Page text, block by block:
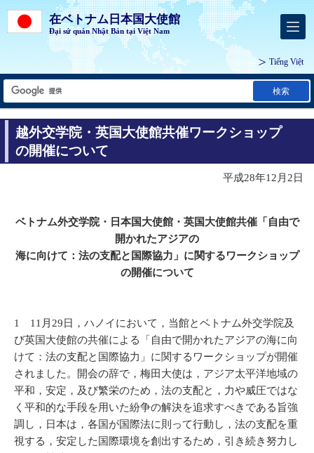
在ベトナム日本国大使館
Đại sứ quán Nhật Bản tại Việt Nam
Tiếng Việt
検索
越外交学院・英国大使館共催ワークショップ
の開催について
平成28年12月2日
ベトナム外交学院・日本国大使館・英国大使館共催「自由で
開かれたアジアの
海に向けて：法の支配と国際協力」に関するワークショップ
の開催について
1 11月29日，ハノイにおいて，当館とベトナム外交学院及
び英国大使館の共催による「自由で開かれたアジアの海に向
けて：法の支配と国際協力」に関するワークショップが開催
されました。開会の辞で，梅田大使は，アジア太平洋地域の
平和，安定，及び繁栄のため，法の支配と，力や威圧ではな
く平和的な手段を用いた紛争の解決を追求すべきである旨強
調し，日本は，各国が国際法に則って行動し，法の支配を重
視する，安定した国際環境を創出するため，引き続き努力し